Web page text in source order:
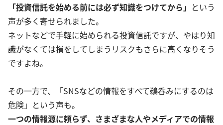
「投資信託を始める前には必ず知識をつけてから」 という
声が多く寄せられました。
ネットなどで手軽に始められる投資信託ですが、やはり知
識がなくては損をしてしまうリスクもさらに高くなりそう
ですよね。
その一方で、「SNSなどの情報をすべて鵜呑みにするのは
危険」という声も。
一つの情報源に頼らず、さまざまな人やメディアでの情報